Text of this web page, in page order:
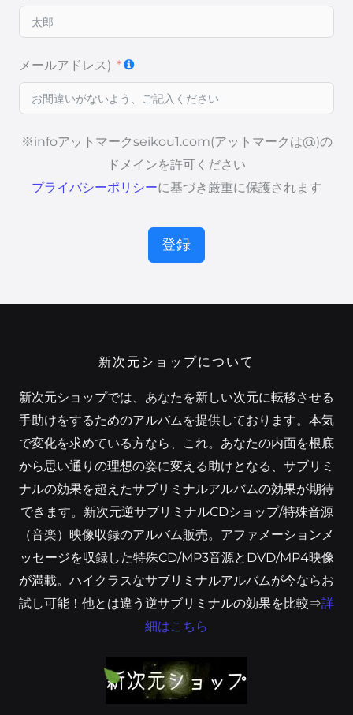
メールアドレス)
※infoアットマークseikou1.com(アットマークは@)の
ドメインを許可ください
プライバシーポリシーに基づき厳重に保護されます
登録
新次元ショップについて
新次元ショップでは、あなたを新しい次元に転移させる
手助けをするためのアルバムを提供しております。本気
で変化を求めている方なら、これ。あなたの内面を根底
から思い通りの理想の姿に変える助けとなる、サブリミ
ナルの効果を超えたサブリミナルアルバムの効果が期待
できます。新次元逆サブリミナルCDショップ/特殊音源
（音楽）映像収録のアルバム販売。アファメーションメ
ッセージを収録した特殊CD/MP3音源とDVD/MP4映像
が満載。ハイクラスなサブリミナルアルバムが今ならお
試し可能！他とは違う逆サブリミナルの効果を比較⇒詳
細はこちら